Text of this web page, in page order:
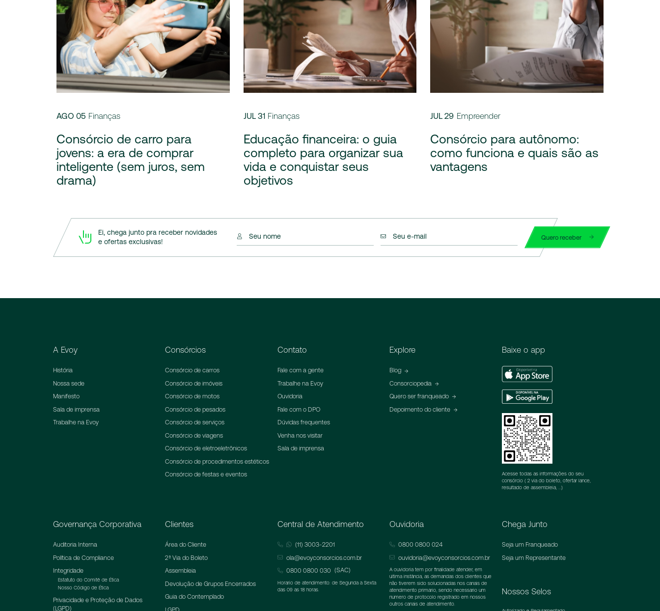
AGO 05 Finanças
Consórcio de carro para
jovens: a era de comprar
inteligente (sem juros, sem
drama)
JUL 31 Finanças
Educação financeira: o guia
completo para organizar sua
vida e conquistar seus
objetivos
JUL 29 Empreender
Consórcio para autônomo:
como funciona e quais são as
vantagens
Ei, chega junto pra receber novidades
e ofertas exclusivas!
Seu nome Seu e-mail Quero receber
A Evoy
História
Nossa sede
Manifesto
Sala de imprensa
Trabalhe na Evoy
Consórcios
Consórcio de carros
Consórcio de imóveis
Consórcio de motos
Consórcio de pesados
Consórcio de serviços
Consórcio de viagens
Consórcio de eletroeletrônicos
Consórcio de procedimentos estéticos
Consórcio de festas e eventos
Contato
Fale com a gente
Trabalhe na Evoy
Ouvidoria
Fale com o DPO
Dúvidas frequentes
Venha nos visitar
Sala de imprensa
Explore
Blog
Consorciopedia
Quero ser franqueado
Depoimento do cliente
Baixe o app
Play
Acesse todas as informações do seu
consórcio ( 2 via do boleto, ofertar lance,
resultado de assembleia, ...)
Governança Corporativa
Auditoria Interna
Política de Compliance
Integridade
Estatuto do Comitê de Ética
Nosso Código de Ética
Privacidade e Proteção de Dados
(LGPD)
Clientes
Área do Cliente
2ª Via do Boleto
Assembleia
Devolução de Grupos Encerrados
Guia do Contemplado
Central de Atendimento
(11) 3003-2201
ola@evoyconsorcios.com.br
0800 0800 030 (SAC)
Horário de atendimento: de Segunda à Sexta
das 09 as 18 horas.
Ouvidoria
0800 0800 024
ouvidoria@evoyconsorcios.com.br
A ouvidoria tem por finalidade atender, em
última instância, as demandas dos clientes que
não tiverem sido solucionadas nos canais de
atendimento primário, sendo necessário um
número de protocolo registrado em nossos
outros canais de atendimento.
Chega Junto
Seja um Franqueado
Seja um Representante
Nossos Selos